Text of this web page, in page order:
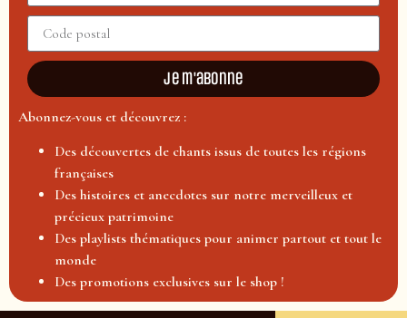
Je m'abonne
Abonnez-vous et découvrez :
Des découvertes de chants issus de toutes les régions
françaises
Des histoires et anecdotes sur notre merveilleux et
précieux patrimoine
Des playlists thématiques pour animer partout et tout le
monde
Des promotions exclusives sur le shop !